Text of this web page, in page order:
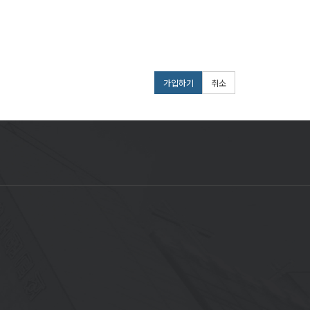
서는 안 됩니다.
임을 지지 않습니다.
규정 등 「개인정보 보호법」 제17조 및 제18조에
가입하기 취소